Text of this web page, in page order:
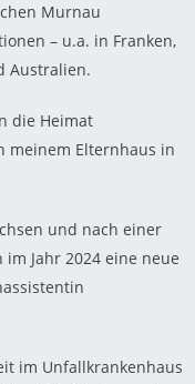
Murnau
– u.a. in Franken,
Australien.
die Heimat
meinem Elternhaus in
und nach einer
Jahr 2024 eine neue
im Unfallkrankenhaus